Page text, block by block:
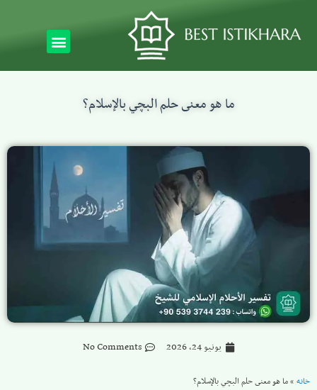
ما هو معنى حلم البچي بالإسلام؟
يونيو 24, 2026 No Comments
خانه »ما هو معنى حلم البچي بالإسلام؟